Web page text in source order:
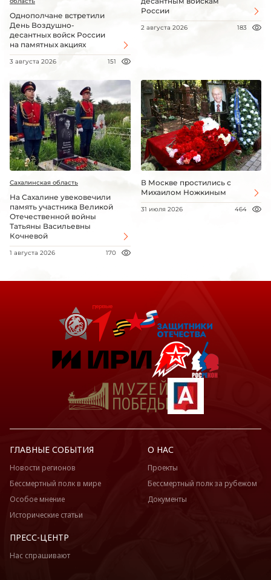
Однополчане встретили
День Воздушно-
десантных войск России
на памятных акциях
3 августа 2026 151
России
2 августа 2026 183
Сахалинская область
На Сахалине увековечили
память участника Великой
Отечественной войны
Татьяны Васильевны
Кочневой
1 августа 2026 170
В Москве простились с
Михаилом Ножкиным
31 июля 2026 464
ГЛАВНЫЕ СОБЫТИЯ
Новости регионов
Бессмертный полк в мире
Особое мнение
Исторические статьи
О НАС
Проекты
Бессмертный полк за рубежом
Документы
ПРЕСС-ЦЕНТР
Нас спрашивают